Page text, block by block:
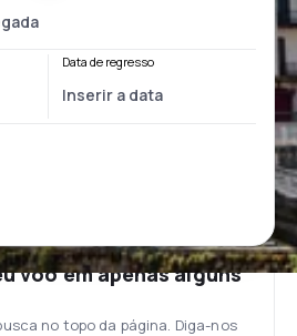
Data de regresso
voo em apenas alguns
no topo da página. Diga-nos